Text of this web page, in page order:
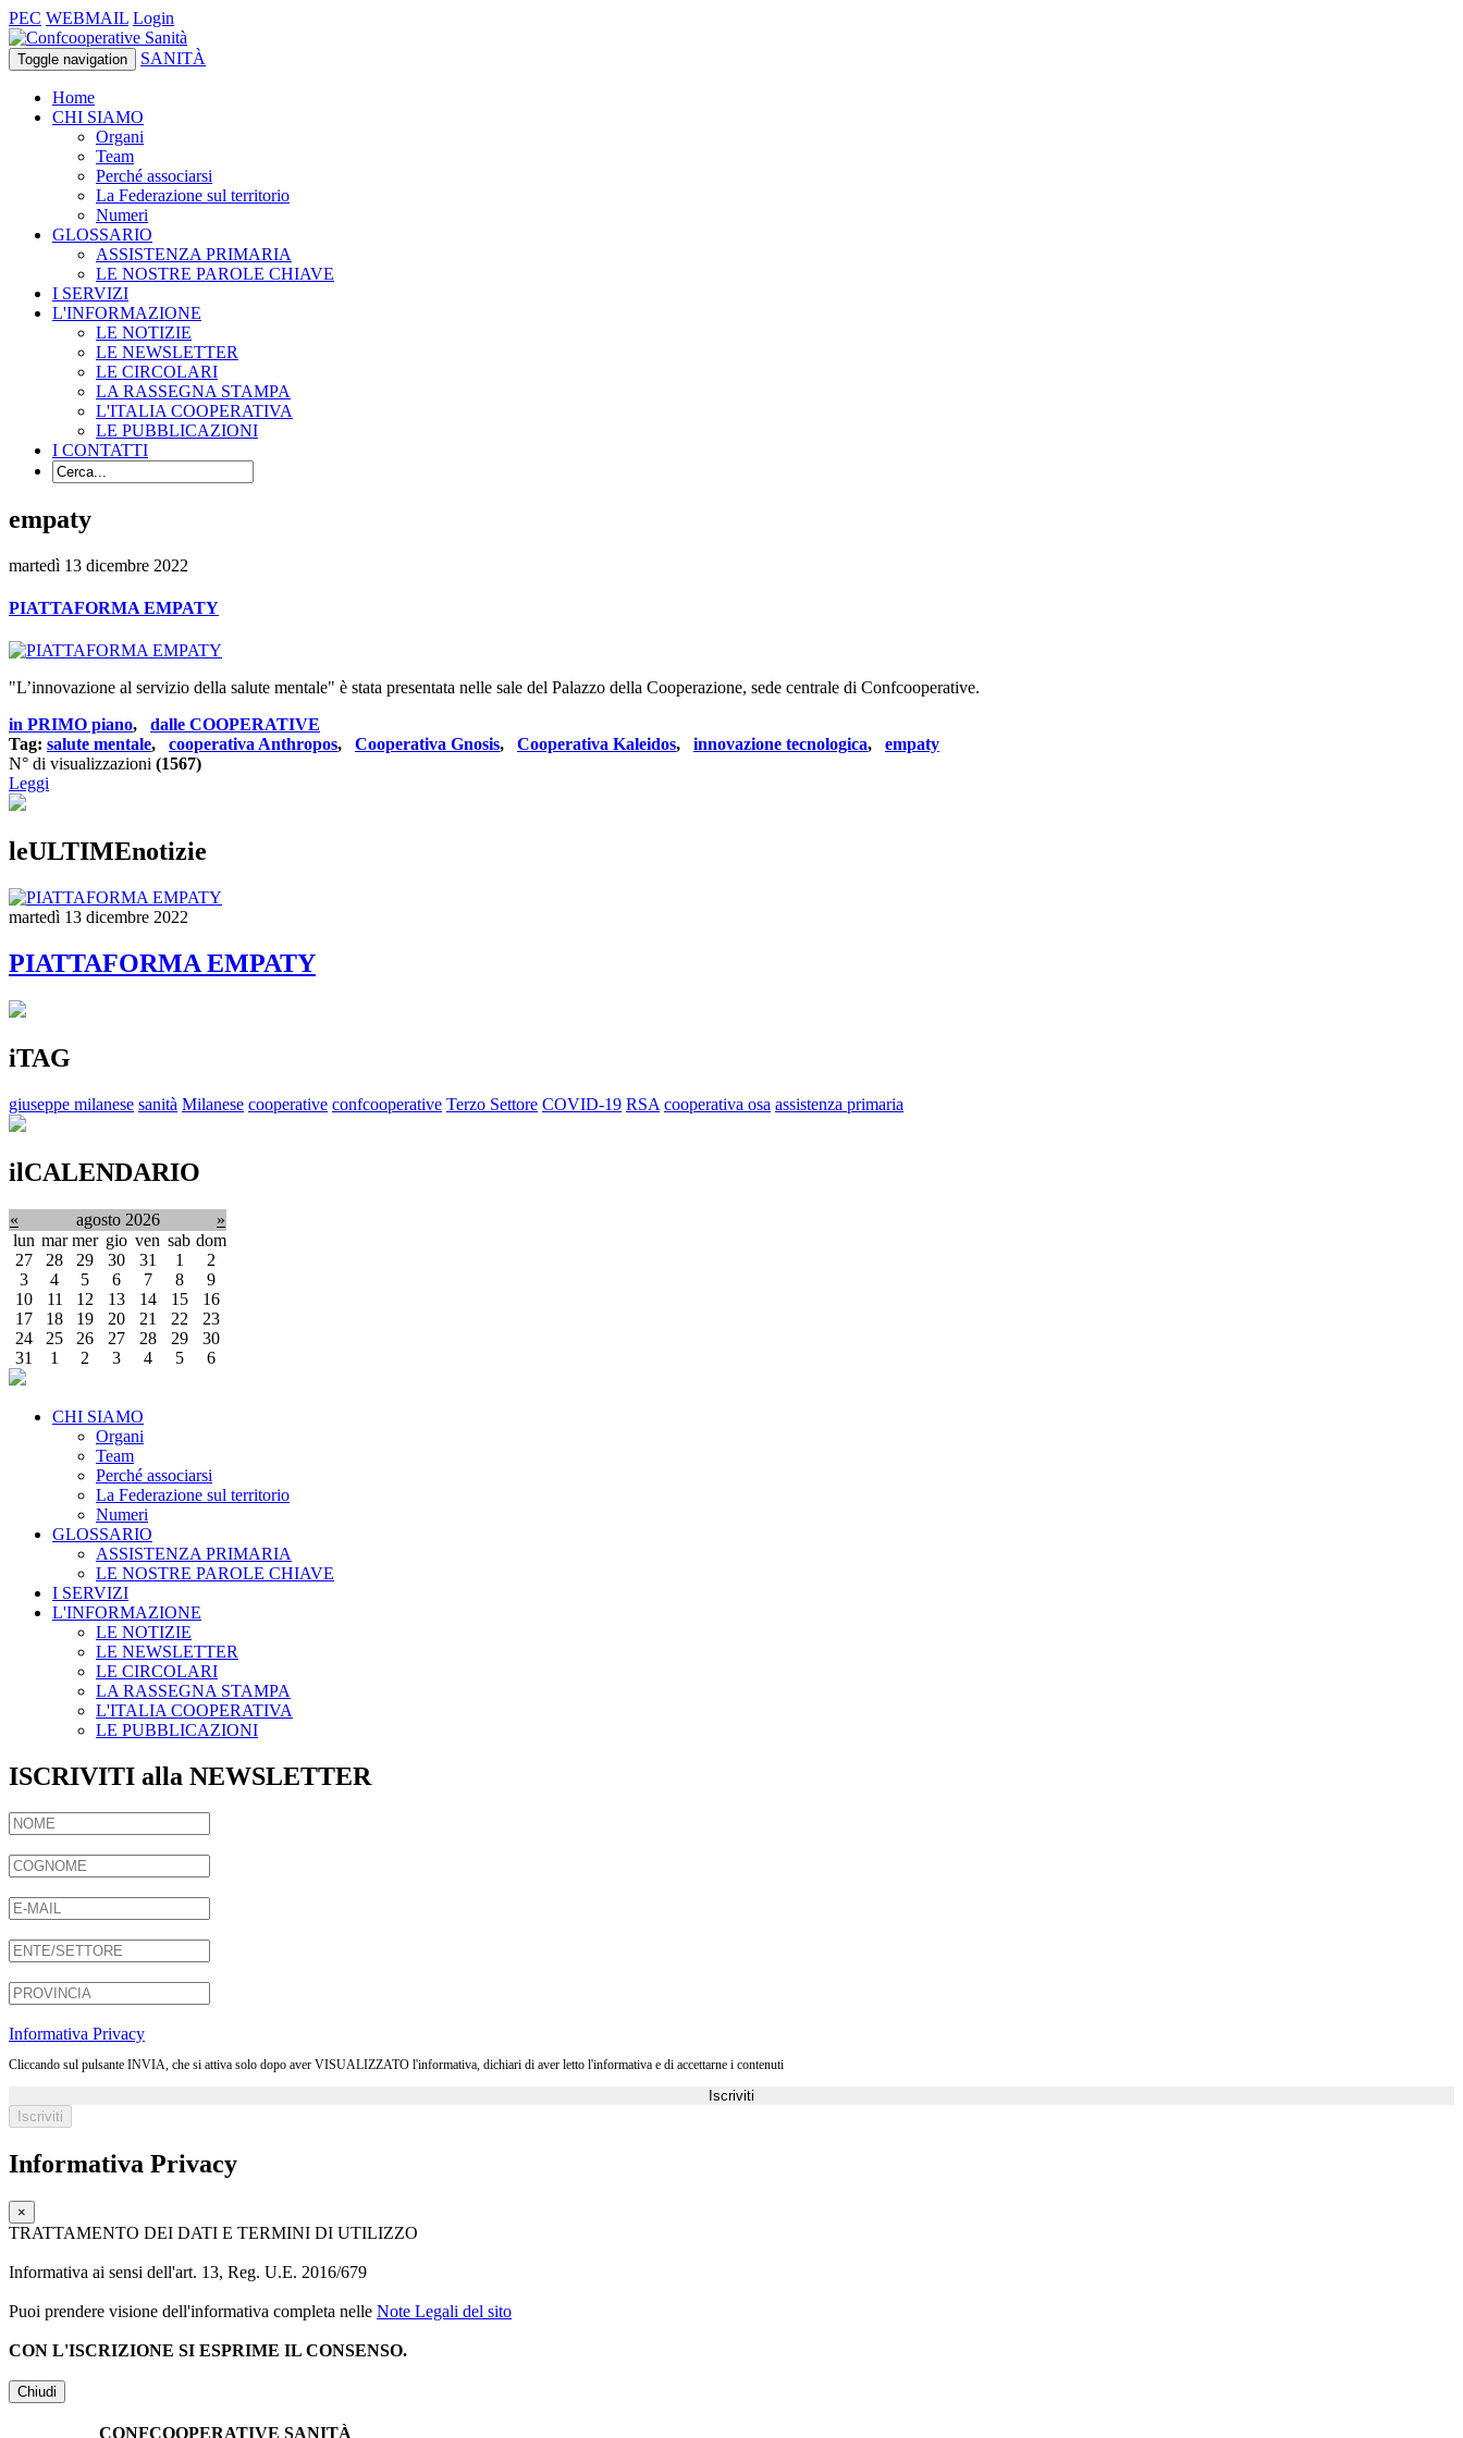
PEC WEBMAIL Login
Toggle navigation SANITÀ
Home
CHI SIAMO
Organi
Team
Perché associarsi
La Federazione sul territorio
Numeri
GLOSSARIO
ASSISTENZA PRIMARIA
LE NOSTRE PAROLE CHIAVE
I SERVIZI
L'INFORMAZIONE
LE NOTIZIE
LE NEWSLETTER
LE CIRCOLARI
LA RASSEGNA STAMPA
L'ITALIA COOPERATIVA
LE PUBBLICAZIONI
I CONTATTI
empaty
martedì 13 dicembre 2022
PIATTAFORMA EMPATY
"L’innovazione al servizio della salute mentale" è stata presentata nelle sale del Palazzo della Cooperazione, sede centrale di Confcooperative.
in PRIMO piano, dalle COOPERATIVE
Tag: salute mentale, cooperativa Anthropos, Cooperativa Gnosis, Cooperativa Kaleidos, innovazione tecnologica, empaty
N° di visualizzazioni (1567)
Leggi
leULTIMEnotizie
martedì 13 dicembre 2022
PIATTAFORMA EMPATY
iTAG
giuseppe milanese sanità Milanese cooperative confcooperative Terzo Settore COVID-19 RSA cooperativa osa assistenza primaria
ilCALENDARIO
« agosto 2026
»
lun mar mer gio ven sab dom
27
28 29 30 31 1
2
3
4 5 6 7 8
9
10
11 12 13 14 15
16
17
18 19 20 21 22
23
24
25 26 27 28 29
30
31
1 2 3 4 5 6
CHI SIAMO
Organi
Team
Perché associarsi
La Federazione sul territorio
Numeri
GLOSSARIO
ASSISTENZA PRIMARIA
LE NOSTRE PAROLE CHIAVE
I SERVIZI
L'INFORMAZIONE
LE NOTIZIE
LE NEWSLETTER
LE CIRCOLARI
LA RASSEGNA STAMPA
L'ITALIA COOPERATIVA
LE PUBBLICAZIONI
ISCRIVITI alla NEWSLETTER
Informativa Privacy
Cliccando sul pulsante INVIA, che si attiva solo dopo aver VISUALIZZATO l'informativa, dichiari di aver letto l'informativa e di accettarne i contenuti
Iscriviti
Informativa Privacy
×
TRATTAMENTO DEI DATI E TERMINI DI UTILIZZO
Informativa ai sensi dell'art. 13, Reg. U.E. 2016/679
Puoi prendere visione dell'informativa completa nelle Note Legali del sito
CON L'ISCRIZIONE SI ESPRIME IL CONSENSO.
Chiudi
CONFCOOPERATIVE SANITÀ